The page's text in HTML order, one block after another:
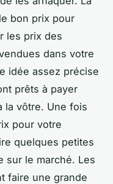
bon prix pour
les prix des
dans votre
idée assez précise
prêts à payer
la vôtre. Une fois
pour votre
quelques petites
sur le marché. Les
faire une grande